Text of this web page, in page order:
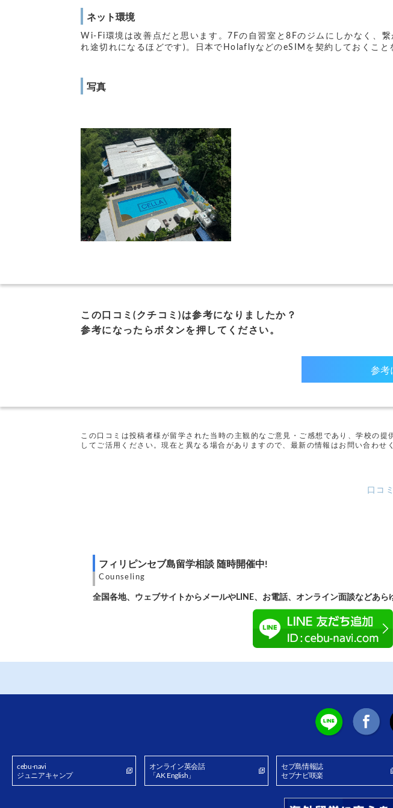
ネット環境
Wi-Fi環境は改善点だと思います。7Fの自習室と8Fのジムにしかなく、
れ途切れになるほどです)。日本でHolaflyなどのeSIMを契約しておくこと
写真
この口コミ(クチコミ)は参考になりましたか？
参考になったらボタンを押してください。
参考
この口コミは投稿者様が留学された当時の主観的なご意見・ご感想であり、学校の
してご活用ください。現在と異なる場合がありますので、最新の情報はお問い合わせ
口コ
フィリピンセブ島留学相談 随時開催中!
Counseling
全国各地、ウェブサイトからメールやLINE、お電話、オンライン面談などあら
cebu-navi
ジュニアキャンプ
オンライン英会話
「AK English」
セブ島情報誌
セブナビ咲楽